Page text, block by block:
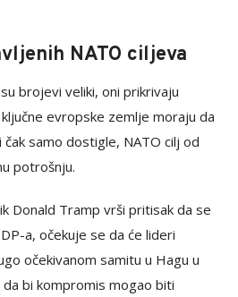
NATO ciljeva
brojevi veliki, oni prikrivaju
evropske zemlje moraju da
samo dostigle, NATO cilj od
potrošnju.
Donald Tramp vrši pritisak da se
a, očekuje se da će lideri
očekivanom samitu u Hagu u
bi kompromis mogao biti